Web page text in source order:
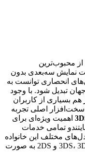
محبوب‌ترین
نمایش سه‌بعدی بدون
انحصاری توانست به
تبدیل شود. با وجود
بسیاری از کاربران
سخت‌افزار اصلی تجربه
اهمیت ویژه‌ای برای
تمامی خدمات
مختلف این خانواده
از جمله 3DS، 3DS XL، New 3DS، New 3DS XL و 2DS به صورت